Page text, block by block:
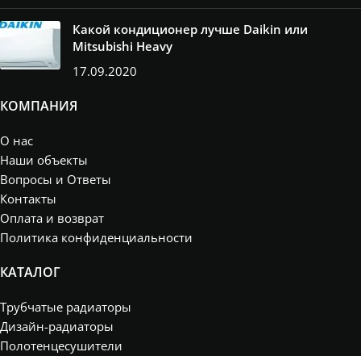
Какой кондиционер лучше Daikin или
Mitsubishi Heavy
17.09.2020
КОМПАНИЯ
О нас
Наши объекты
Вопросы и Ответы
Контакты
Оплата и возврат
Политика конфиденциальности
КАТАЛОГ
Трубчатые радиаторы
Дизайн-радиаторы
Полотенцесушители